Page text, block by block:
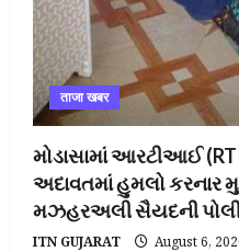
ताजा खबर
મોડાસામાં આરટીઆઈ
અદાવતમાં હુમલો કરનાર
મઝહરઅલી સૈયદની
ITN GUJARAT August 6,